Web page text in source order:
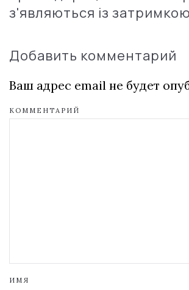
з'являються із затримкою
Добавить комментарий
Ваш адрес email не будет
КОММЕНТАРИЙ
ИМЯ